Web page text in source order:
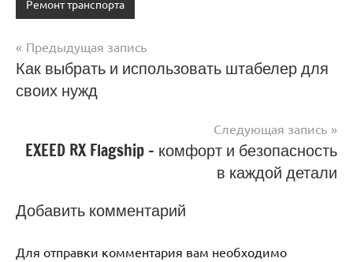
Ремонт транспорта
Навигация
по
Предыдущая запись
Как выбрать и использовать штабелер для
своих нужд
Следующая запись
EXEED RX Flagship – комфорт и безопасность
в каждой детали
Добавить комментарий
Для отправки комментария вам необходимо